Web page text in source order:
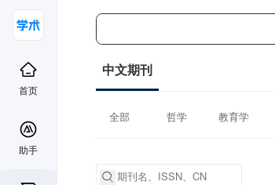
首页
助手
中文期刊
全部 哲学 教育学